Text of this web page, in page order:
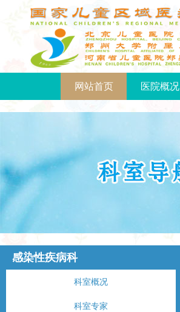
网站首页 医院概况
感染性疾病科
科室概况
科室专家